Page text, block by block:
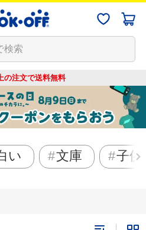
の注文で送料無料
い 文庫 子供